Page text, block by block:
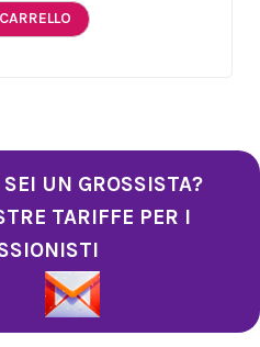
UN GROSSISTA?
TARIFFE PER I